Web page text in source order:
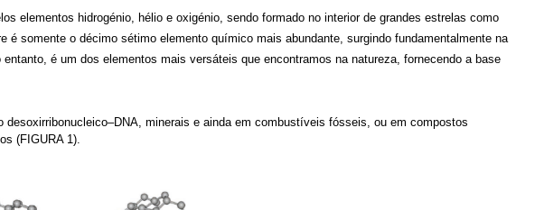
elementos hidrogénio, hélio e oxigénio, sendo formado no interior de grandes estrelas como
é somente o décimo sétimo elemento químico mais abundante, surgindo fundamentalmente na
entanto, é um dos elementos mais versáteis que encontramos na natureza, fornecendo a base
minerais e ainda em combustíveis fósseis, ou em compostos
(FIGURA 1).